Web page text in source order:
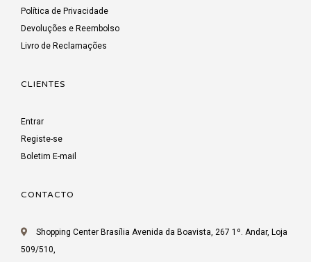
Política de Privacidade
Devoluções e Reembolso
Livro de Reclamações
CLIENTES
Entrar
Registe-se
Boletim E-mail
CONTACTO
Shopping Center Brasília Avenida da Boavista, 267 1º. Andar, Loja
509/510,